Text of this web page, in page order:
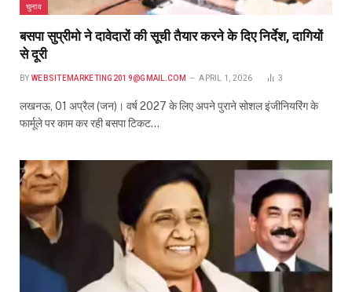
चुनाव
बसपा सुप्रीमो ने दावेदारों की सूची तैयार करने के दिए निर्देश, दागियों
से दूरी
BY WEBSITEMARKETING2019@GMAIL.COM APRIL 1, 2026 3
लखनऊ, 01 अप्रैल (जन)। वर्ष 2027 के लिए अपने पुराने सोशल इंजीनियरिंग के
फार्मूले पर काम कर रही बसपा टिकट…